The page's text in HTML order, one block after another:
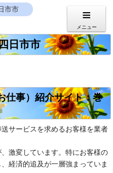
メニュー
市市
日市市
仕事）紹介サイト：巻
サービスを求めるお客様を業者
激変しています。特にお客様の
経済的追及が一層強まっていま